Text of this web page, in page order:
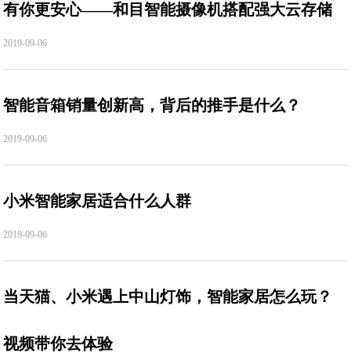
有你更安心——和目智能摄像机搭配强大云存储
2019-09-06
智能音箱销量创新高，背后的推手是什么？
2019-09-06
小米智能家居适合什么人群
2019-09-06
当天猫、小米遇上中山灯饰，智能家居怎么玩？
视频带你去体验